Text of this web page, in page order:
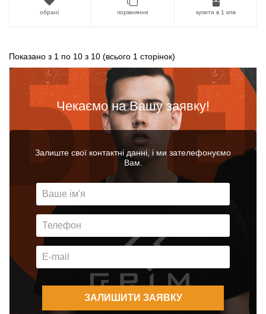
обрані порівняння купити в 1 клік
Показано з 1 по 10 з 10 (всього 1 сторінок)
Чекаємо на Вашу заявку!
Залиште свої контактні данні, і ми зателефонуємо
Вам.